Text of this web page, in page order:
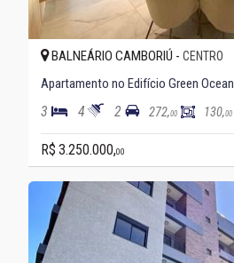
BALNEÁRIO CAMBORIÚ - CENTRO
Apartamento no Edifício Green Ocean
3 4 2 272,00 130,00
R$ 3.250.000,00